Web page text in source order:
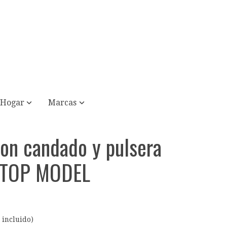
Hogar Marcas
candado y pulsera
MODEL
incluido)